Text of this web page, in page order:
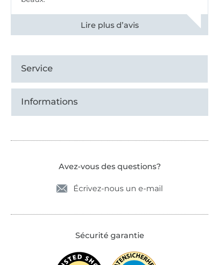
Voir tous les 11496 commentaires
Service
Informations
Avez-vous des questions?
Écrivez-nous un e-mail
Sécurité garantie